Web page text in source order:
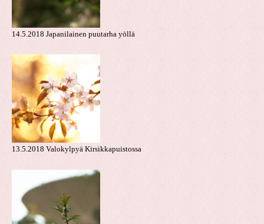
14.5.2018 Japanilainen puutarha yöllä
13.5.2018 Valokylpyä Kirsikkapuistossa